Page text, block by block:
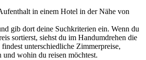
in einem Hotel in der Nähe von
gib dort deine Suchkriterien ein. Wenn du
sortierst, siehst du im Handumdrehen die
unterschiedliche Zimmerpreise,
und wohin du reisen möchtest.